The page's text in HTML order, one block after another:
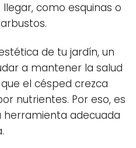
como esquinas o
de tu jardín, un
a mantener la salud
el césped crezca
nutrientes. Por eso, es
adecuada